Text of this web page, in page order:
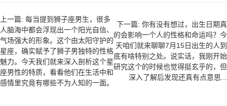
上一篇: 每当提到狮子座男生，很多
人脑海中都会浮现出一个阳光自信、
气场强大的形象。这个由太阳守护的
星座，确实赋予了狮子男独特的性格
魅力。今天我们就来深入剖析这个星
座男性的特质，看看他们在生活中和
感情里究竟有哪些不为人知的一面。
下一篇: 你有没有想过，出生日期真
的会影响一个人的性格和命运吗？今
天咱们就来聊聊7月15日出生的人到
底有啥特别之处。说实话，我刚开始
研究这个的时候也觉得挺玄乎的，但
深入了解后发现还真有点意思...